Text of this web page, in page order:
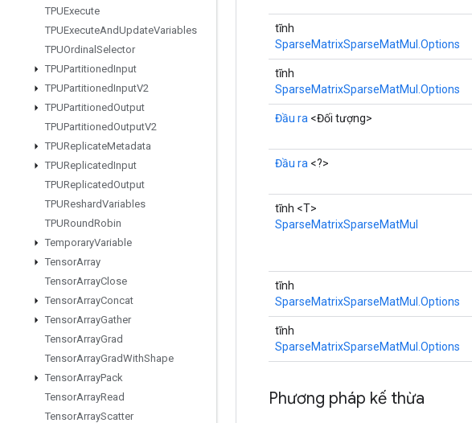
TPUExecute
TPUExecuteAndUpdateVariables
TPUOrdinal Selector
TPUPartitionedInput
TPUPartitionedInputV2
TPUPartitionedOutput
TPUPartitionedOutputV2
TPUReplicateMetadata
TPUReplicatedInput
TPUReplicatedOutput
TPUReshardVariables
TPURoundRobin
TemporaryVariable
TensorArray
TensorArrayClose
TensorArrayConcat
TensorArrayGather
TensorArrayGrad
TensorArrayGradWithShape
TensorArrayPack
TensorArrayRead
TensorArrayScatter
tĩnh
SparseMatrixSparseMatMul.Options
tĩnh
SparseMatrixSparseMatMul.Options
Đầu ra <Đối tượng>
Đầu ra <?>
tĩnh <T>
SparseMatrixSparseMatMul
tĩnh
SparseMatrixSparseMatMul.Options
tĩnh
SparseMatrixSparseMatMul.Options
Phương pháp kế thừa